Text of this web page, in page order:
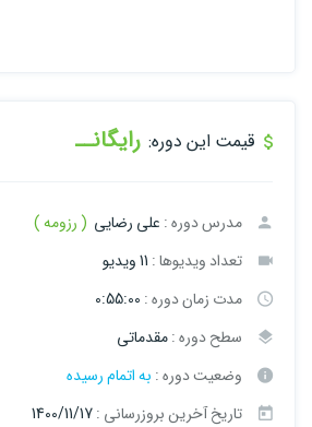
قیمت این دوره: رایگانــ
مدرس دوره : علی رضایی ( رزومه )
تعداد ویدیوها : 11 ویدیو
مدت زمان دوره : 0:55:00
سطح دوره :مقدماتی
وضعیت دوره : به اتمام رسیده
تاریخ آخرین بروزرسانی :1400/11/17